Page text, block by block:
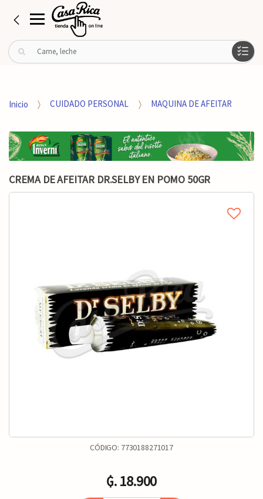
B
u
r
o
r
:
Inicio CUIDADO PERSONAL MAQUINA DE AFEITAR
CREMA DE AFEITAR DR.SELBY EN POMO 50GR
CÓDIGO: 7730188271017
₲. 18.900